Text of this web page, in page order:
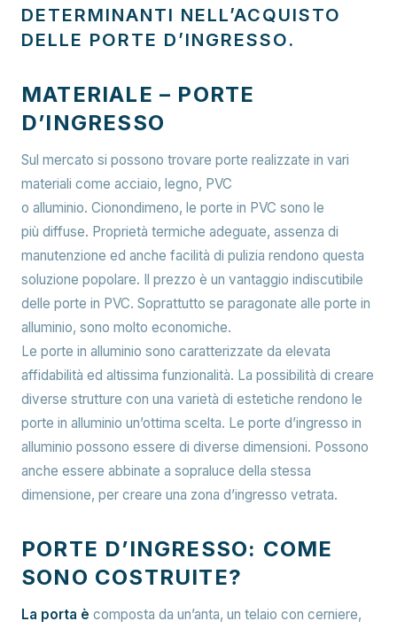
DETERMINANTI NELL’ACQUISTO
DELLE PORTE D’INGRESSO.
MATERIALE – PORTE
D’INGRESSO
Sul mercato si possono trovare porte realizzate in vari
materiali come acciaio, legno, PVC
o alluminio. Cionondimeno, le porte in PVC sono le
più diffuse. Proprietà termiche adeguate, assenza di
manutenzione ed anche facilità di pulizia rendono questa
soluzione popolare. Il prezzo è un vantaggio indiscutibile
delle porte in PVC. Soprattutto se paragonate alle porte in
alluminio, sono molto economiche.
Le porte in alluminio sono caratterizzate da elevata
affidabilità ed altissima funzionalità. La possibilità di creare
diverse strutture con una varietà di estetiche rendono le
porte in alluminio un’ottima scelta. Le porte d’ingresso in
alluminio possono essere di diverse dimensioni. Possono
anche essere abbinate a sopraluce della stessa
dimensione, per creare una zona d’ingresso vetrata.
PORTE D’INGRESSO: COME
SONO COSTRUITE?
La porta è composta da un’anta, un telaio con cerniere,